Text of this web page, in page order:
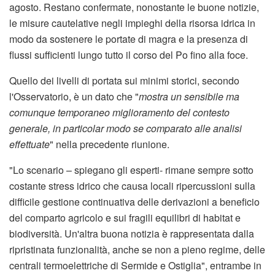
agosto. Restano confermate, nonostante le buone notizie,
le misure cautelative negli impieghi della risorsa idrica in
modo da sostenere le portate di magra e la presenza di
flussi sufficienti lungo tutto il corso del Po fino alla foce.
Quello dei livelli di portata sui minimi storici, secondo
l'Osservatorio, è un dato che "mostra un sensibile ma
comunque temporaneo miglioramento del contesto
generale, in particolar modo se comparato alle analisi
effettuate" nella precedente riunione.
"Lo scenario – spiegano gli esperti- rimane sempre sotto
costante stress idrico che causa locali ripercussioni sulla
difficile gestione continuativa delle derivazioni a beneficio
del comparto agricolo e sui fragili equilibri di habitat e
biodiversità. Un'altra buona notizia è rappresentata dalla
ripristinata funzionalità, anche se non a pieno regime, delle
centrali termoelettriche di Sermide e Ostiglia", entrambe in